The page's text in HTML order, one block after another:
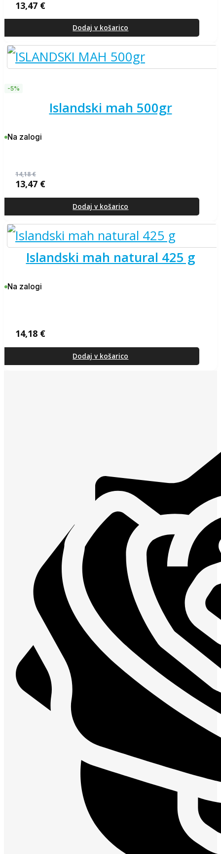
cena
14,18 €.
13,47 €
cena
Dodaj v košarico
-5%
islandski mah 500gr
Na zalogi
14,18€
cena
14,18 €.
13,47 €
cena
Dodaj v košarico
islandski mah natural 425 g
Na zalogi
14,18 €
Dodaj v košarico